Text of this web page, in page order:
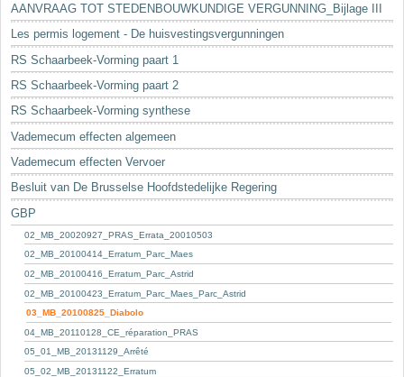
AANVRAAG TOT STEDENBOUWKUNDIGE VERGUNNING_Bijlage III
Les permis logement - De huisvestingsvergunningen
RS Schaarbeek-Vorming paart 1
RS Schaarbeek-Vorming paart 2
RS Schaarbeek-Vorming synthese
Vademecum effecten algemeen
Vademecum effecten Vervoer
Besluit van De Brusselse Hoofdstedelijke Regering
GBP
02_MB_20020927_PRAS_Errata_20010503
02_MB_20100414_Erratum_Parc_Maes
02_MB_20100416_Erratum_Parc_Astrid
02_MB_20100423_Erratum_Parc_Maes_Parc_Astrid
03_MB_20100825_Diabolo
04_MB_20110128_CE_réparation_PRAS
05_01_MB_20131129_Arrêté
05_02_MB_20131122_Erratum